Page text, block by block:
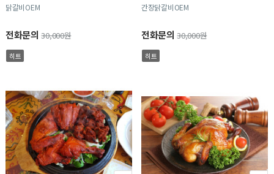
닭갈비OEM
전화문의30,000원
히트
간장닭갈비OEM
전화문의30,000원
히트